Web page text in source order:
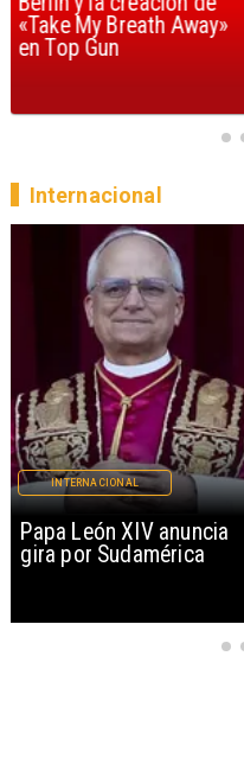
«Take My Breath Away»
en Top Gun
Milei prohíbe ingreso de
extranjeros con
INTERNACIONAL
Internacional